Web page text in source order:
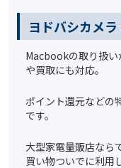
ヨドバシカメ
Macbookの取り扱い
や買取にも対応。
ポイント還元などの
です。
大型家電量販店なら
買い物ついでに利用